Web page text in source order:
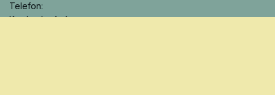
Telefon:
Kovács Imréné